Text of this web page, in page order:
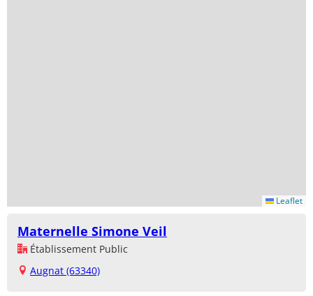
Leaflet
Maternelle Simone Veil
Établissement Public
Augnat (63340)